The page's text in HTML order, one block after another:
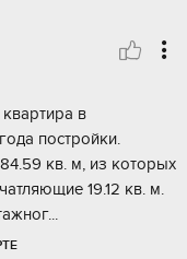
в
постройки.
кв. м, из которых
19.12 кв. м.